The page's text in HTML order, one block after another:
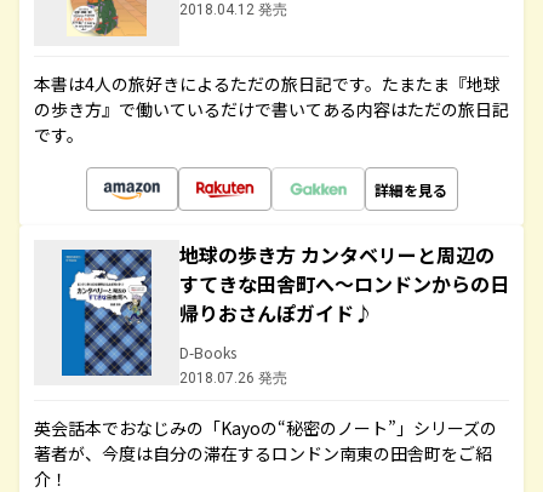
2018.04.12 発売
本書は4人の旅好きによるただの旅日記です。たまたま『地球
の歩き方』で働いているだけで書いてある内容はただの旅日記
です。
詳細を見る
地球の歩き方 カンタベリーと周辺の
すてきな田舎町へ～ロンドンからの日
帰りおさんぽガイド♪
D-Books
2018.07.26 発売
英会話本でおなじみの「Kayoの“秘密のノート”」シリーズの
著者が、今度は自分の滞在するロンドン南東の田舎町をご紹
介！